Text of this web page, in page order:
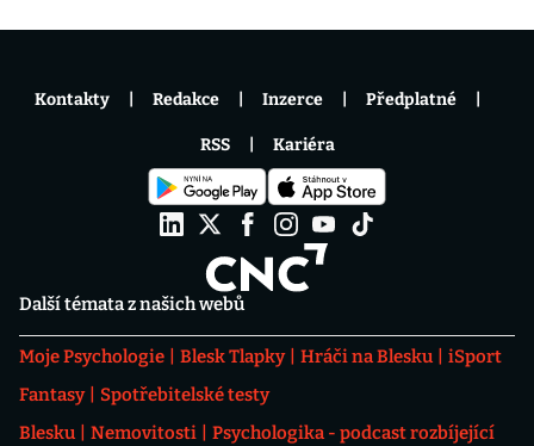
Další témata z našich webů
Moje Psychologie Blesk Tlapky Hráči na Blesku
iSport
Fantasy
Spotřebitelské testy
Blesku
Nemovitosti
Psychologika - podcast rozbíjející
Kontakty Redakce Inzerce Předplatné
RSS Kariéra